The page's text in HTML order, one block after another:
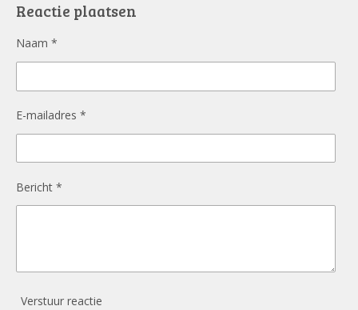
o
Reactie plaatsen
Naam *
E-mailadres *
Bericht *
Verstuur reactie